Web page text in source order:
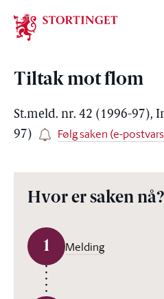
Stortinget.no
Tiltak mot flom
St.meld. nr. 42 (1996-97),
97)
Følg saken (e-
Hvor er saken nå?
1 Melding